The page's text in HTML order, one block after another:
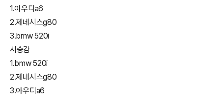
1.아우디a6
2.제네시스g80
3.bmw 520i
시승감
1.bmw 520i
2.제네시스g80
3.아우디a6